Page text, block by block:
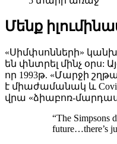
Մենք
«Սիմփսոնների»
են փնտրել մինչ օրս:
որ 1993թ. «Մարջի
է միաժամանակ և
վրա «ձիաբոռ-
“The Simpsons
future…there’s